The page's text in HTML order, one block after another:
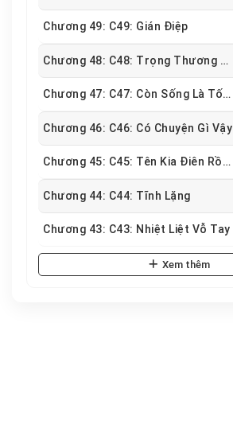
Chương 49: C49: Gián Điệp
Chương 48: C48: Trọng Thương Sắp Chết
Chương 47: C47: Còn Sống Là Tốt Rồi
Chương 46: C46: Có Chuyện Gì Vậy
Chương 45: C45: Tên Kia Điên Rồi Sao
Chương 44: C44: Tĩnh Lặng
Chương 43: C43: Nhiệt Liệt Vỗ Tay
Xem thêm